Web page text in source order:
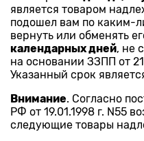
является товаром
подошел вам по каким-
вернуть или обменять
календарных дней, не
на основании ЗЗПП от
Указанный срок
Внимание. Согласно
РФ от 19.01.1998 г. N55
следующие товары